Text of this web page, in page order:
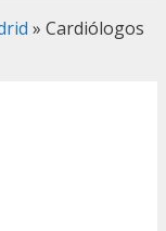
» Cardiólogos